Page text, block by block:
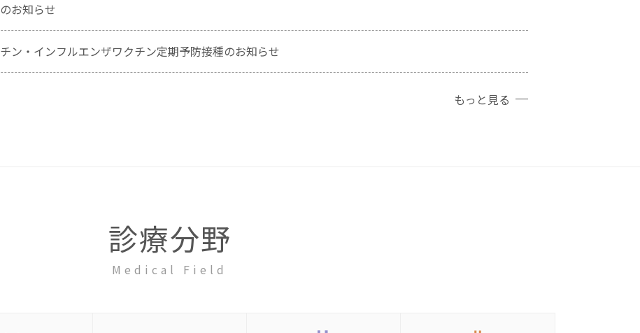
お知らせ
ン・インフルエンザワクチン定期予防接種のお知らせ
もっと見る
診療分野
Medical Field